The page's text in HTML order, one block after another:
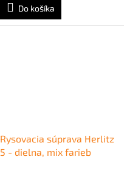
Do košíka
Rysovacia súprava Herlitz
5 - dielna, mix farieb